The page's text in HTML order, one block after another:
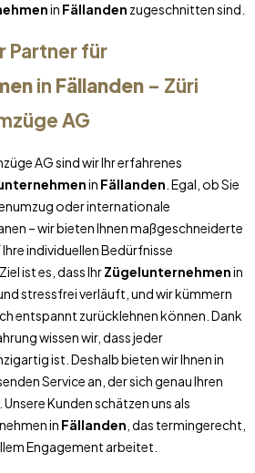
in Fällanden zugeschnitten sind.
Partner für
in Fällanden– Züri
AG
AG sind wir Ihr erfahrenes
in Fällanden . Egal, ob Sie
oder internationale
– wir bieten Ihnen maßgeschneiderte
individuellen Bedürfnisse
ist es, dass IhrZügelunternehmenin
stressfrei verläuft, und wir kümmern
entspannt zurücklehnen können. Dank
wissen wir, dass jeder
ist. Deshalb bieten wir Ihnen in
Service an, der sich genau Ihren
Kunden schätzen uns als
in Fällanden , das termingerecht,
Engagement arbeitet.